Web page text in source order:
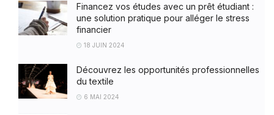
Financez vos études avec un prêt étudiant :
une solution pratique pour alléger le stress
financier
18 JUIN 2024
Découvrez les opportunités professionnelles
du textile
6 MAI 2024